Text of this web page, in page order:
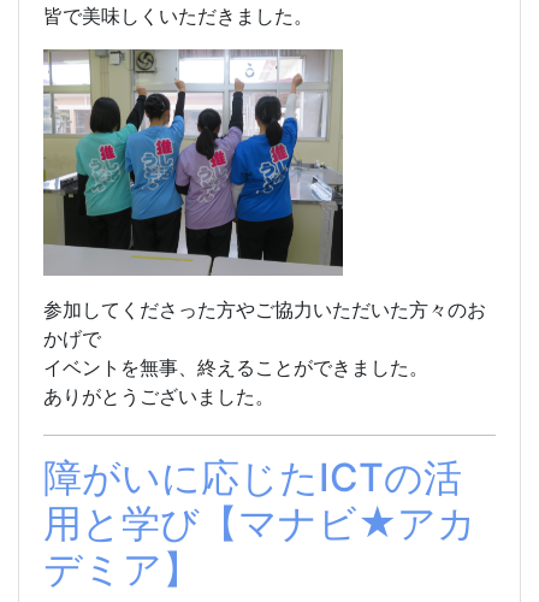
皆で美味しくいただきました。
参加してくださった方やご協力いただいた方々のお
かげで
イベントを無事、終えることができました。
ありがとうございました。
障がいに応じたICTの活
用と学び【マナビ★アカ
デミア】